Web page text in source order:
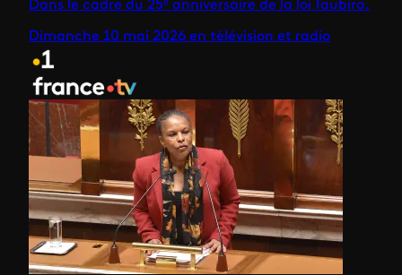
Dans le cadre du 25ᵉ anniversaire de la loi Taubira.
Dimanche 10 mai 2026 en télévision et radio